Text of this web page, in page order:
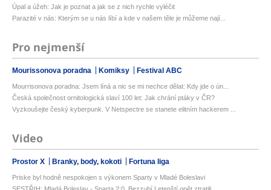
Úpal a úžeh: Jak je poznat a jak se z nich rychle vyléčit
Parazité v nás: Kterým se u nás líbí a kde v našem těle je můžeme nají...
Pro nejmenší
Mourissonova poradna Komiksy Festival ABC
Mourrisonova poradna: Jsem líná a nic se mi nechce dělat: Kdy jde o ún...
Česká společnost ornitologická slaví 100 let: Jak chrání ptáky v ČR?
Vyzkoušejte český kyberpunk. V Netspectre se stanete elitním hackerem ...
Video
Prostor X Branky, body, kokoti Fortuna liga
Priske byl hodně nespokojen s výkonem Sparty v Mladé Boleslavi